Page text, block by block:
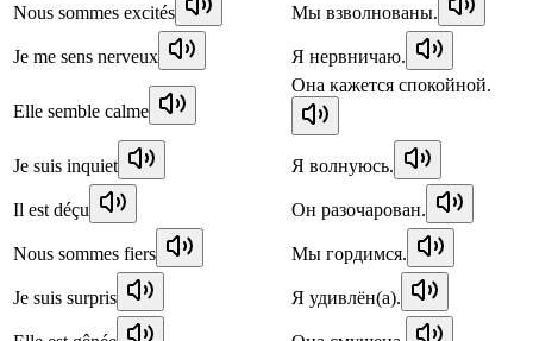
Nous sommes excités Мы взволнованы.
Je me sens nerveux Я нервничаю.
Elle semble calme
Она кажется спокойной.
Je suis inquiet Я волнуюсь.
Il est déçu Он разочарован.
Nous sommes fiers Мы гордимся.
Je suis surpris Я удивлён(а).